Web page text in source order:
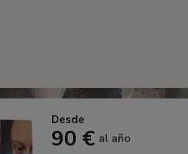
Desde
90 € al año